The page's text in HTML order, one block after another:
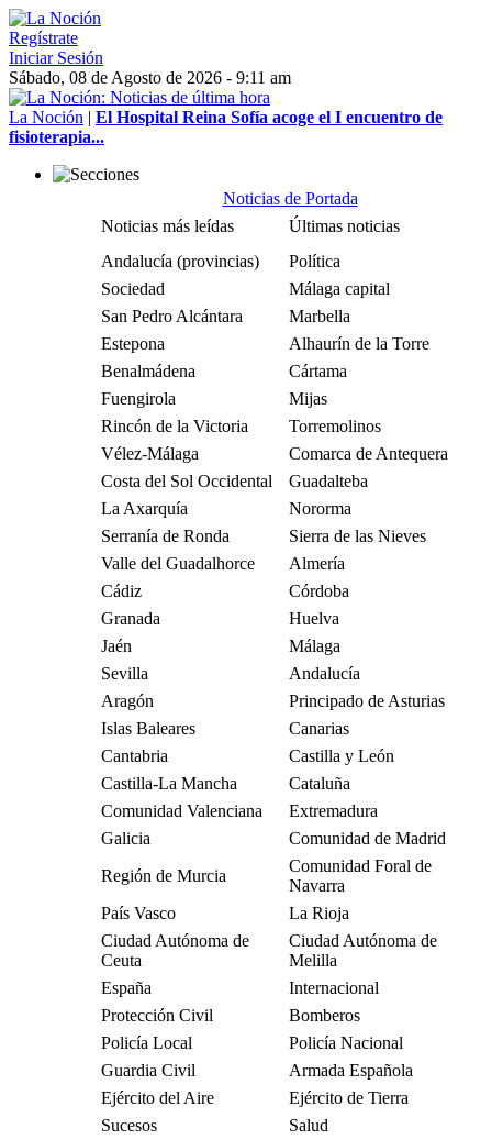
Regístrate
Iniciar Sesión
Sábado, 08 de Agosto de 2026 - 9:11 am
La Noción | El Hospital Reina Sofía acoge el I encuentro de
fisioterapia...
Noticias de Portada
Noticias más leídas
Últimas noticias
Andalucía (provincias)
Política
Sociedad
Málaga capital
San Pedro Alcántara
Marbella
Estepona
Alhaurín de la Torre
Benalmádena
Cártama
Fuengirola
Mijas
Rincón de la Victoria
Torremolinos
Vélez-Málaga
Comarca de Antequera
Costa del Sol Occidental
Guadalteba
La Axarquía
Nororma
Serranía de Ronda
Sierra de las Nieves
Valle del Guadalhorce
Almería
Cádiz
Córdoba
Granada
Huelva
Jaén
Málaga
Sevilla
Andalucía
Aragón
Principado de Asturias
Islas Baleares
Canarias
Cantabria
Castilla y León
Castilla-La Mancha
Cataluña
Comunidad Valenciana
Extremadura
Galicia
Comunidad de Madrid
Región de Murcia
Comunidad Foral de
Navarra
País Vasco
La Rioja
Ciudad Autónoma de
Ceuta
Ciudad Autónoma de
Melilla
España
Internacional
Protección Civil
Bomberos
Policía Local
Policía Nacional
Guardia Civil
Armada Española
Ejército del Aire
Ejército de Tierra
Sucesos
Salud